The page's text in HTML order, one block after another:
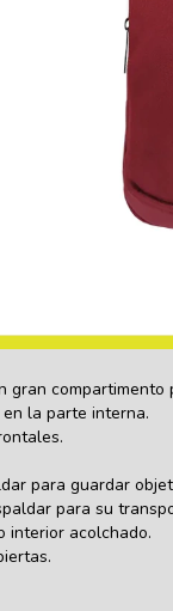
gran
la parte interna.
para guardar
para su
interior acolchado.